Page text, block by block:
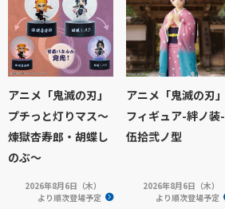
アニメ「鬼滅の刃」
プチっと灯りマス～
煉獄杏寿郎・胡蝶し
のぶ～
2026年8月6日（木）
より順次登場予定
アニメ「鬼滅の刃」
フィギュア-絆ノ装-
伍拾弐ノ型
2026年8月6日（木）
より順次登場予定